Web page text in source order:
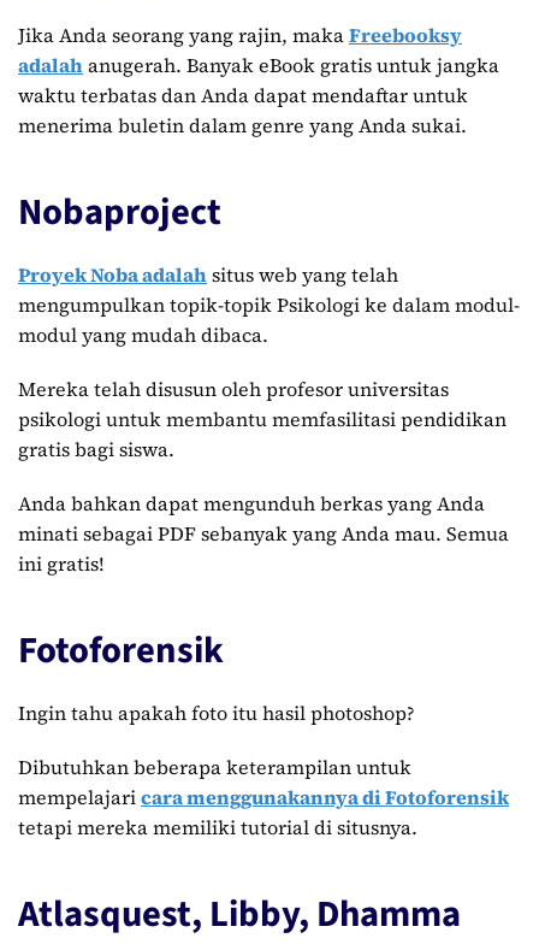
Jika Anda seorang yang rajin, makaFreebooksy
adalahanugerah. Banyak eBook gratis untuk jangka
waktu terbatas dan Anda dapat mendaftar untuk
menerima buletin dalam genre yang Anda sukai.
Nobaproject
Proyek Noba adalahsitus web yang telah
mengumpulkan topik-topik Psikologi ke dalam modul-
modul yang mudah dibaca.
Mereka telah disusun oleh profesor universitas
psikologi untuk membantu memfasilitasi pendidikan
gratis bagi siswa.
Anda bahkan dapat mengunduh berkas yang Anda
minati sebagai PDF sebanyak yang Anda mau. Semua
ini gratis!
Fotoforensik
Ingin tahu apakah foto itu hasil photoshop?
Dibutuhkan beberapa keterampilan untuk
mempelajaricara menggunakannya di Fotoforensik
tetapi mereka memiliki tutorial di situsnya.
Atlasquest, Libby, Dhamma